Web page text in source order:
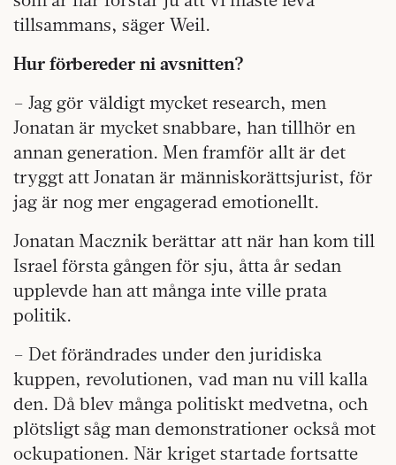
tillsammans, säger Weil.
Hur förbereder ni avsnitten?
– Jag gör väldigt mycket research, men
Jonatan är mycket snabbare, han tillhör en
annan generation. Men framför allt är det
tryggt att Jonatan är människorättsjurist, för
jag är nog mer engagerad emotionellt.
Jonatan Macznik berättar att när han kom till
Israel första gången för sju, åtta år sedan
upplevde han att många inte ville prata
politik.
– Det förändrades under den juridiska
kuppen, revolutionen, vad man nu vill kalla
den. Då blev många politiskt medvetna, och
plötsligt såg man demonstrationer också mot
ockupationen. När kriget startade fortsatte